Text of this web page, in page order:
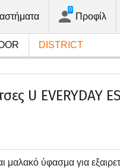
Προφίλ
0
DISTRICT
U EVERYDAY
μαλακό ύφασμα για